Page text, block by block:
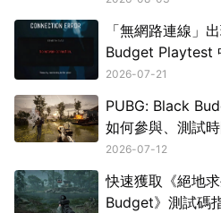
「無網路連線」
Budget Playtest
2026-07-21
PUBG: Black
如何參與、測試
玩
2026-07-12
快速獲取《絕地
Budget》測試碼